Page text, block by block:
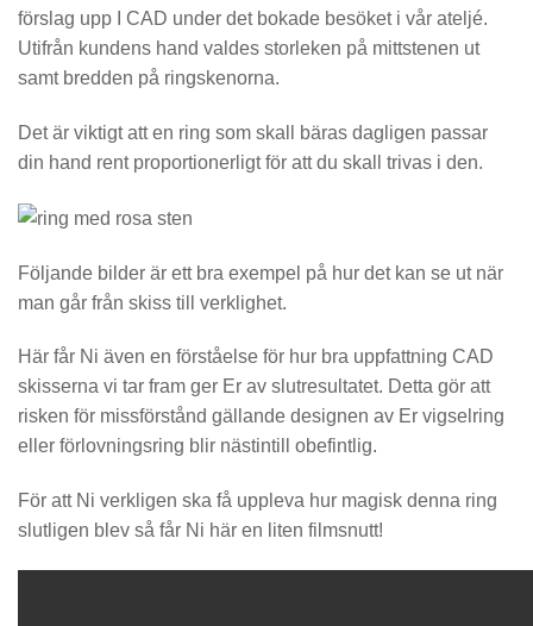
förslag upp I CAD under det bokade besöket i vår ateljé.
Utifrån kundens hand valdes storleken på mittstenen ut
samt bredden på ringskenorna.
Det är viktigt att en ring som skall bäras dagligen passar
din hand rent proportionerligt för att du skall trivas i den.
Följande bilder är ett bra exempel på hur det kan se ut när
man går från skiss till verklighet.
Här får Ni även en förståelse för hur bra uppfattning CAD
skisserna vi tar fram ger Er av slutresultatet. Detta gör att
risken för missförstånd gällande designen av Er vigselring
eller förlovningsring blir nästintill obefintlig.
För att Ni verkligen ska få uppleva hur magisk denna ring
slutligen blev så får Ni här en liten filmsnutt!